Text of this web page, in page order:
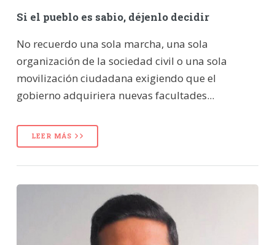
Si el pueblo es sabio, déjenlo decidir
No recuerdo una sola marcha, una sola
organización de la sociedad civil o una sola
movilización ciudadana exigiendo que el
gobierno adquiriera nuevas facultades...
LEER MÁS